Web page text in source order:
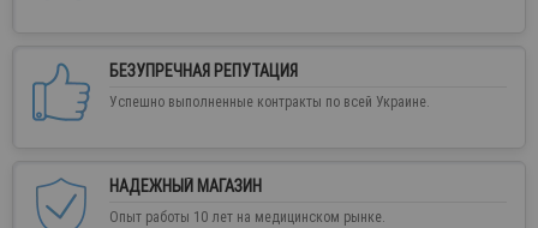
БЕЗУПРЕЧНАЯ РЕПУТАЦИЯ
Успешно выполненные контракты по всей Украине.
НАДЕЖНЫЙ МАГАЗИН
Опыт работы 10 лет на медицинском рынке.